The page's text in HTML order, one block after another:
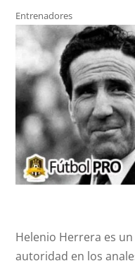
Entrenadores
Helenio Herrera es
autoridad en los